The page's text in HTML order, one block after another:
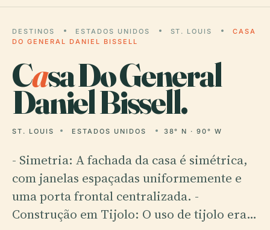
DESTINOS ESTADOS UNIDOS ST. LOUIS
CASA
DO GENERAL DANIEL BISSELL
Casa Do General
Daniel Bissell.
ST. LOUIS ESTADOS UNIDOS 38° N · 90° W
- Simetria: A fachada da casa é simétrica,
com janelas espaçadas uniformemente e
uma porta frontal centralizada. -
Construção em Tijolo: O uso de tijolo era…